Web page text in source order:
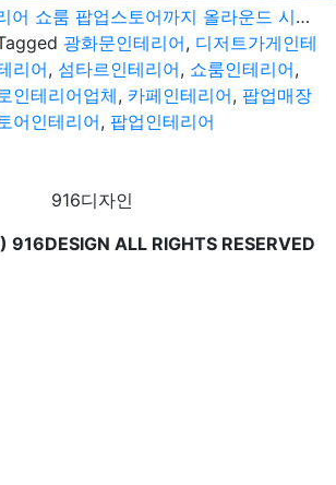
디저트가게인테리어 쇼룸 팝업스토어까지 올라운드 시공 업체
광화문인테리어, 디저트가게인테
리어, 섬타르인테리어, 쇼룸인테리어,
인테리어업체, 카페인테리어, 팝업매장
어인테리어, 팝업인테리어
916디자인
916DESIGN ALL RIGHTS RESERVED